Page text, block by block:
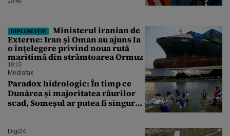
DIPLOMAȚIE
Ministerul iranian de
Externe: Iran și Oman au ajuns la
o înțelegere privind noua rută
maritimă din strâmtoarea Ormuz
19:15
Mediafax
Paradox hidrologic: În timp ce
Dunărea și majoritatea râurilor
scad, Someșul ar putea fi singurul
Digi24